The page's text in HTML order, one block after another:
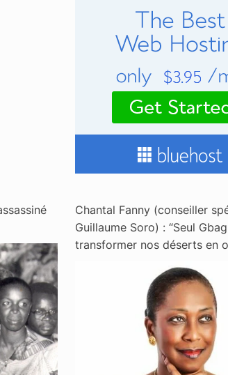
Chantal Fanny (conseiller
Guillaume Soro) : “Seul
transformer nos déserts en